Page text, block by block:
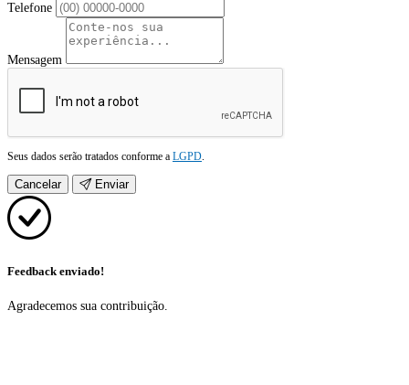
Telefone
Mensagem
Seus dados serão tratados conforme a LGPD.
Cancelar Enviar
Feedback enviado!
Agradecemos sua contribuição.